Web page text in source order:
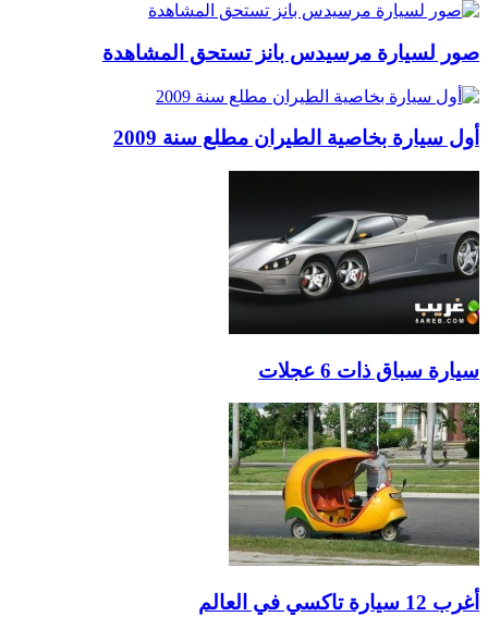
صور لسيارة مرسيدس بانز تستحق المشاهدة
أول سيارة بخاصية الطيران مطلع سنة 2009
سيارة سباق ذات 6 عجلات
أغرب 12 سيارة تاكسي في العالم